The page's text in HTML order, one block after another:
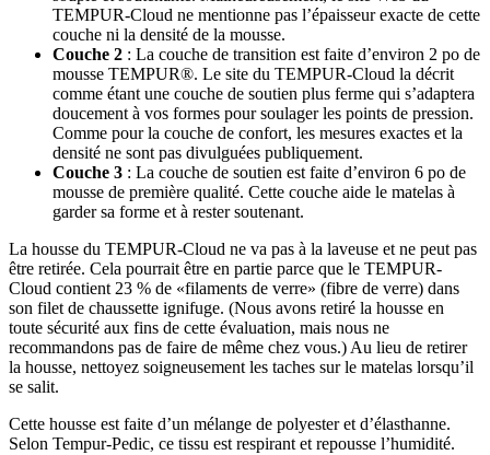
TEMPUR-Cloud ne mentionne pas l’épaisseur exacte de cette
couche ni la densité de la mousse.
Couche 2 : La couche de transition est faite d’environ 2 po de
mousse TEMPUR®. Le site du TEMPUR-Cloud la décrit
comme étant une couche de soutien plus ferme qui s’adaptera
doucement à vos formes pour soulager les points de pression.
Comme pour la couche de confort, les mesures exactes et la
densité ne sont pas divulguées publiquement.
Couche 3 : La couche de soutien est faite d’environ 6 po de
mousse de première qualité. Cette couche aide le matelas à
garder sa forme et à rester soutenant.
La housse du TEMPUR-Cloud ne va pas à la laveuse et ne peut pas
être retirée. Cela pourrait être en partie parce que le TEMPUR-
Cloud contient 23 % de «filaments de verre» (fibre de verre) dans
son filet de chaussette ignifuge. (Nous avons retiré la housse en
toute sécurité aux fins de cette évaluation, mais nous ne
recommandons pas de faire de même chez vous.) Au lieu de retirer
la housse, nettoyez soigneusement les taches sur le matelas lorsqu’il
se salit.
Cette housse est faite d’un mélange de polyester et d’élasthanne.
Selon Tempur-Pedic, ce tissu est respirant et repousse l’humidité.